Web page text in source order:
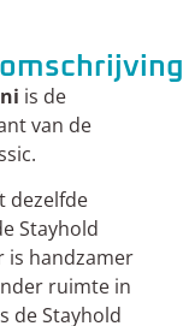
is de
van de
dezelfde
Stayhold
is handzamer
ruimte in
de Stayhold